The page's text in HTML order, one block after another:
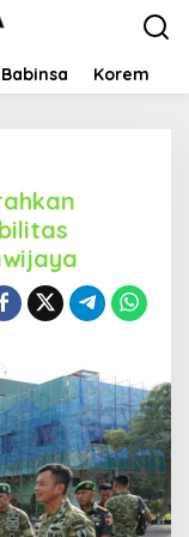
Babinsa Korem